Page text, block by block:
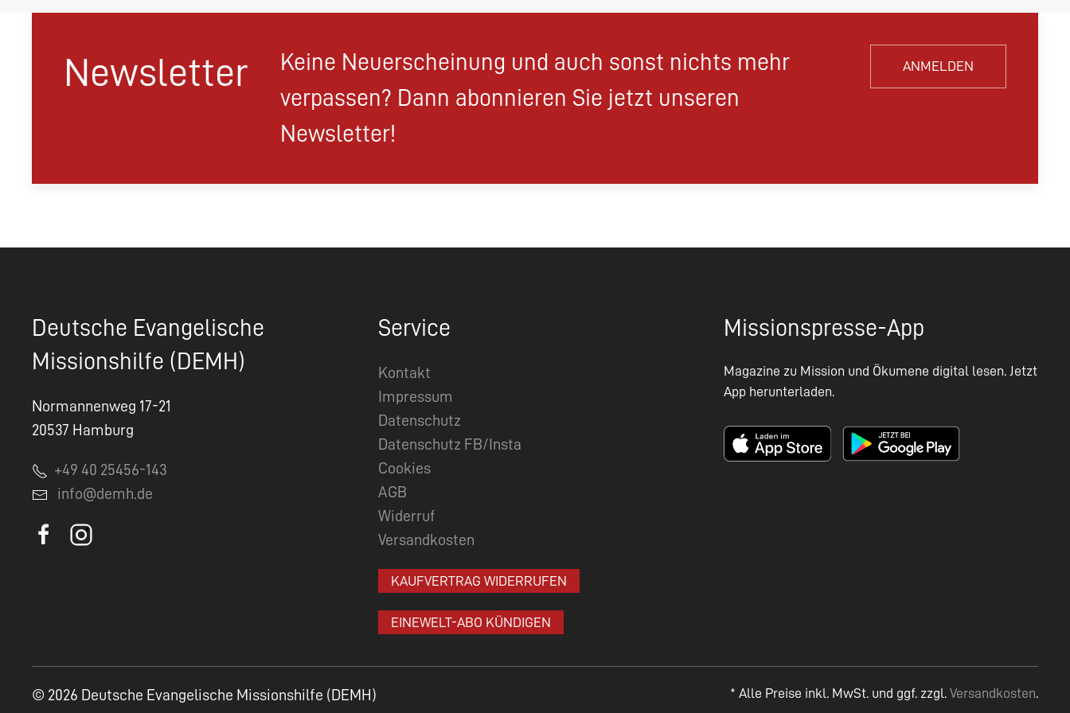
Newsletter
Keine Neuerscheinung und auch sonst nichts mehr
verpassen? Dann abonnieren Sie jetzt unseren
Newsletter!
ANMELDEN
Deutsche Evangelische
Missionshilfe (DEMH)
Normannenweg 17-21
20537 Hamburg
+49 40 25456-143
info@demh.de
Service
Kontakt
Impressum
Datenschutz
Datenschutz FB/Insta
Cookies
AGB
Widerruf
Versandkosten
KAUFVERTRAG WIDERRUFEN
EINEWELT-ABO KÜNDIGEN
Missionspresse-App
Magazine zu Mission und Ökumene digital lesen. Jetzt
App herunterladen.
* Alle Preise inkl. MwSt. und ggf. zzgl. Versandkosten.
© 2026 Deutsche Evangelische Missionshilfe (DEMH)